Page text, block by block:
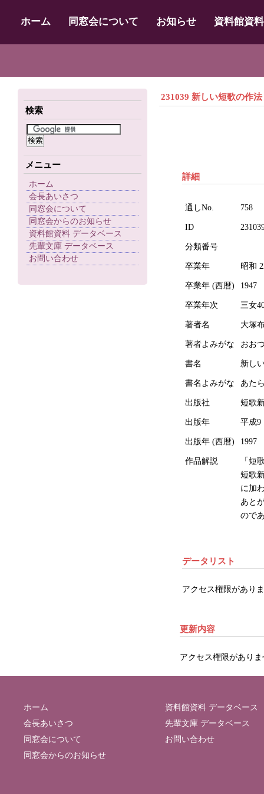
ホーム 同窓会について お知らせ 資料館資
検索
メニュー
ホーム
会長あいさつ
同窓会について
同窓会からのお知らせ
資料館資料 データベース
先輩文庫 データベース
お問い合わせ
231039 新しい短歌の作法
詳細
通しNo. 758
ID
分類番号
卒業年 昭和
卒業年 (西暦) 1947
卒業年次 三女
著者名 大塚
著者よみがな おお
書名 新し
書名よみがな あた
出版社 短歌
出版年 平成9
出版年 (西暦) 1997
作品解説
「短
短歌
に加
あと
ので
データリスト
アクセス権限があり
更新内容
アクセス権限があり
ホーム
会長あいさつ
同窓会について
同窓会からのお知らせ
資料館資料 データベース
先輩文庫 データベース
お問い合わせ